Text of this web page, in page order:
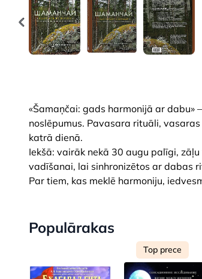
«Šamaņčai: gads harmonijā ar
noslēpumus. Pavasara rituāli,
katrā dienā.
Iekšā: vairāk nekā 30 augu palīgi,
vadīšanai, lai sinhronizētos ar dabas
Par tiem, kas meklē harmoniju,
Populārakas
Top prece